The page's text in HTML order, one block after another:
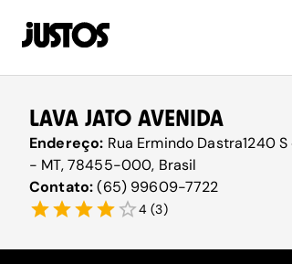
LAVA JATO AVENIDA
Endereço: Rua Ermindo Dastra1240
- MT, 78455-000, Brasil
Contato:(65) 99609-7722
4 (3)